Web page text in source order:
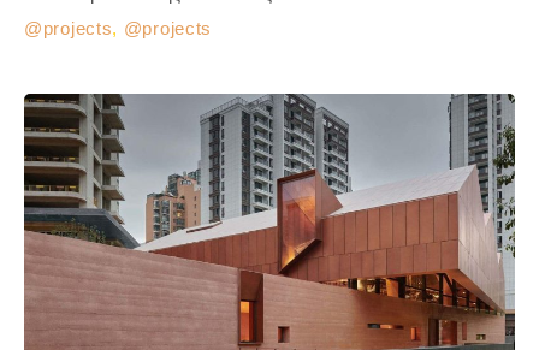
projects, projects